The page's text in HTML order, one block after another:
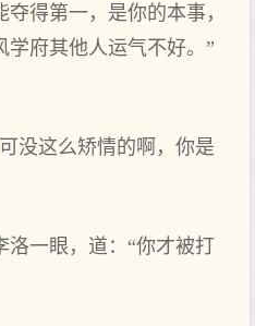
得第一，是你的本事，
学府其他人运气不好。”
没这么矫情的啊，你是
洛一眼，道：“你才被打